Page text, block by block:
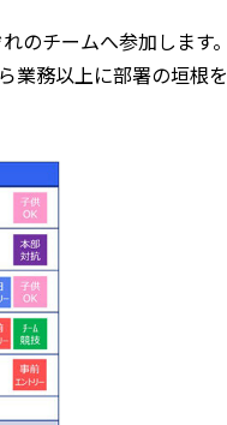
のチームへ参加します。
業務以上に部署の垣根を